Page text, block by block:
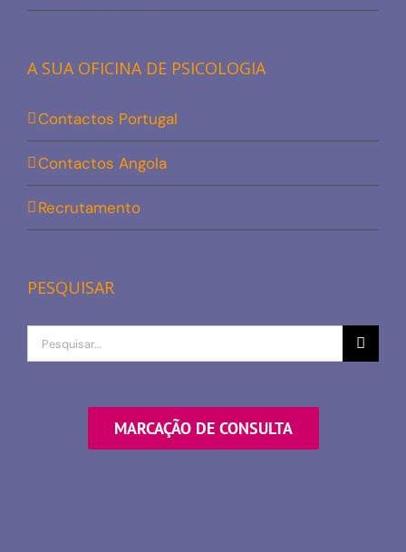
A SUA OFICINA DE PSICOLOGIA
Contactos Portugal
Contactos Angola
Recrutamento
PESQUISAR
Procurar
por
MARCAÇÃO DE CONSULTA